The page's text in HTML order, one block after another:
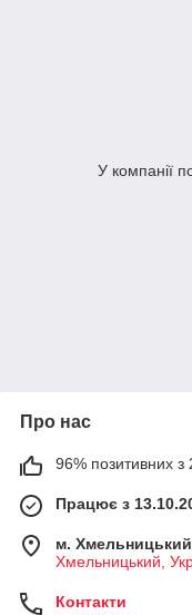
У компанії
Про нас
96% позитивних з
Працює з
м. Хмельницький
Хмельницький,
Контакти